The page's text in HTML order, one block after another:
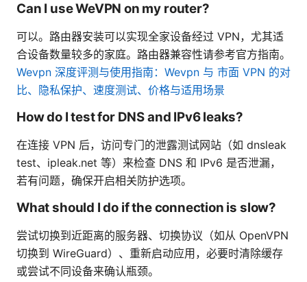
Can I use WeVPN on my router?
可以。路由器安装可以实现全家设备经过 VPN，尤其适
合设备数量较多的家庭。路由器兼容性请参考官方指南。
Wevpn 深度评测与使用指南：Wevpn 与 市面 VPN 的对
比、隐私保护、速度测试、价格与适用场景
How do I test for DNS and IPv6 leaks?
在连接 VPN 后，访问专门的泄露测试网站（如 dnsleak
test、ipleak.net 等）来检查 DNS 和 IPv6 是否泄漏，
若有问题，确保开启相关防护选项。
What should I do if the connection is slow?
尝试切换到近距离的服务器、切换协议（如从 OpenVPN
切换到 WireGuard）、重新启动应用，必要时清除缓存
或尝试不同设备来确认瓶颈。